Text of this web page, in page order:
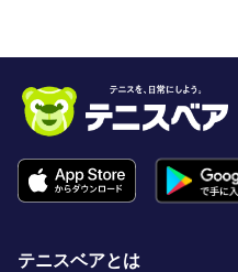
テニスベアとは